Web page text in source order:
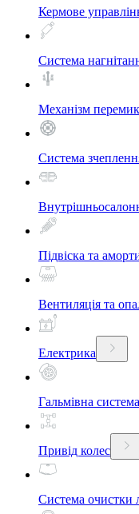
Кермове
Система
Механізм
Система
Підвіска та
Вентиляція та
Електрика
Гальмівна система
Привід колес
Система очистки